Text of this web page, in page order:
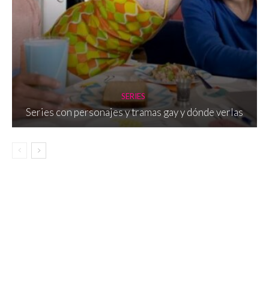
SERIES
Series con personajes y tramas gay y dónde verlas